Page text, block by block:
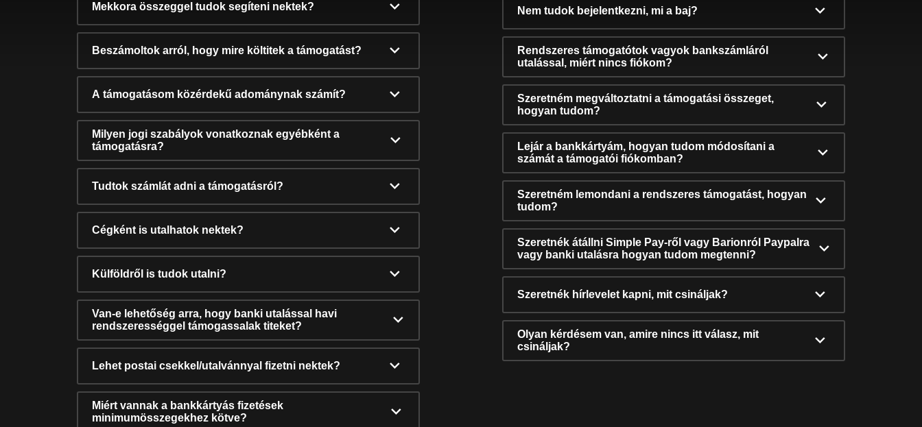
Mekkora összeggel tudok segíteni nektek?
Beszámoltok arról, hogy mire költitek a támogatást?
A támogatásom közérdekű adománynak számít?
Milyen jogi szabályok vonatkoznak egyébként a
támogatásra?
Tudtok számlát adni a támogatásról?
Cégként is utalhatok nektek?
Külföldről is tudok utalni?
Van-e lehetőség arra, hogy banki utalással havi
rendszerességgel támogassalak titeket?
Lehet postai csekkel/utalvánnyal fizetni nektek?
Miért vannak a bankkártyás fizetések
minimumösszegekhez kötve?
Nem tudok bejelentkezni, mi a baj?
Rendszeres támogatótok vagyok bankszámláról
utalással, miért nincs fiókom?
Szeretném megváltoztatni a támogatási összeget,
hogyan tudom?
Lejár a bankkártyám, hogyan tudom módosítani a
számát a támogatói fiókomban?
Szeretném lemondani a rendszeres támogatást, hogyan
tudom?
Szeretnék átállni Simple Pay-ről vagy Barionról Paypalra
vagy banki utalásra hogyan tudom megtenni?
Szeretnék hírlevelet kapni, mit csináljak?
Olyan kérdésem van, amire nincs itt válasz, mit
csináljak?